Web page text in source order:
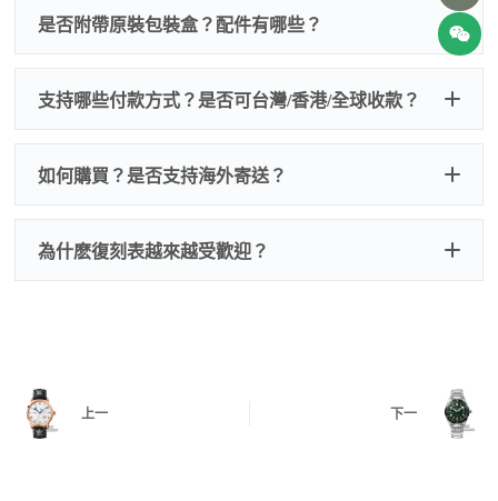
為事故，免費維修三年
人為事故我們只收更換配件
的費用，配件很便宜，大多數兩位數，貴一點也就一
QC 品
質檢查
度、錶帶等部位是否完好無瑕、貼合緊密。
是否有異音，再根據款式進行上弦與功能測試。
給您確認，確定沒有問題後才會安排出貨。
是否附帶原裝包裝盒？配件有哪些？
我們默認會提供普通盒子，如果需要原裝盒子可
以找我們搭配，選擇原裝盒子附屬配件：原裝盒
如是鋼帶手錶會贈送拆錶帶工具。
注：部分原裝盒子需要加錢購買，價格也不貴。
支持哪些付款方式？是否可台灣/香港/全球收款？
交易方式
如何購買？是否支持海外寄送？
為什麽復刻表越來越受歡迎？
：以原裝價格的十分之一即可享受相
同外觀與佩戴質感。
上一 下一